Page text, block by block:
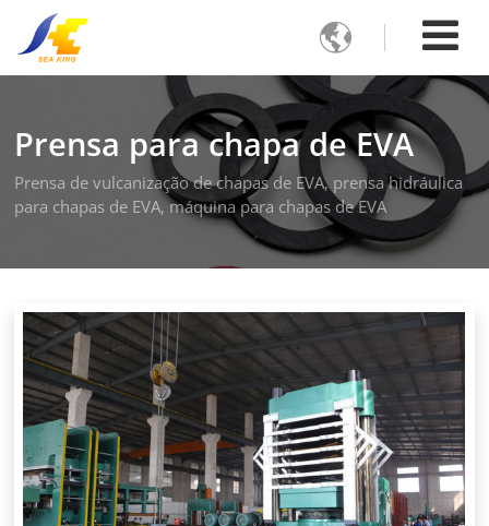

Prensa para chapa de EVA
Prensa de vulcanização de chapas de EVA, prensa hidráulica
para chapas de EVA, máquina para chapas de EVA